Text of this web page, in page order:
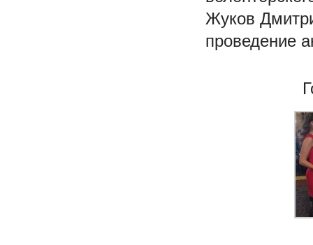
Жуков
проведение